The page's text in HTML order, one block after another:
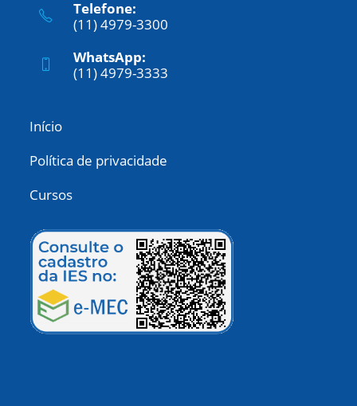
Telefone:
(11) 4979-3300
WhatsApp:
(11) 4979-3333
Início
Política de privacidade
Cursos